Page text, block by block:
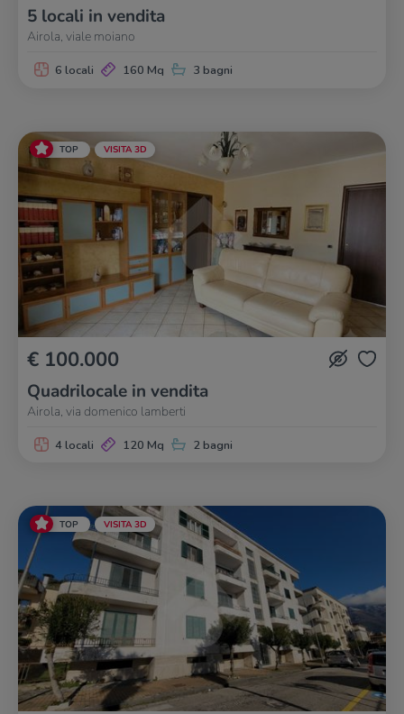
5 locali in vendita
Airola, viale moiano
6 locali 160 Mq 3 bagni
TOP VISITA 3D
€ 100.000
Quadrilocale in vendita
Airola, via domenico lamberti
4 locali 120 Mq 2 bagni
TOP VISITA 3D